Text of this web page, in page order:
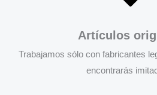
Artículos
Trabajamos sólo con fabricantes
encontrarás